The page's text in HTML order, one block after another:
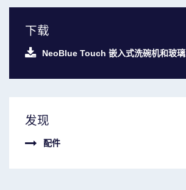
下载
NeoBlue Touch 嵌入式洗碗机和玻
发现
配件